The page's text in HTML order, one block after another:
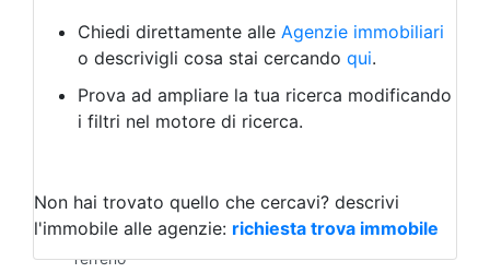
Albergo
Laboratorio Artigianale
Negozio/locale commerciale
Agriturismo
Magazzini
Qualsiasi
Terreno edificabile
Terreno
Chiedi direttamente alle Agenzie immobiliari
o descrivigli cosa stai cercando qui.
Prova ad ampliare la tua ricerca modificando
i filtri nel motore di ricerca.
Non hai trovato quello che cercavi? descrivi
l'immobile alle agenzie: richiesta trova immobile